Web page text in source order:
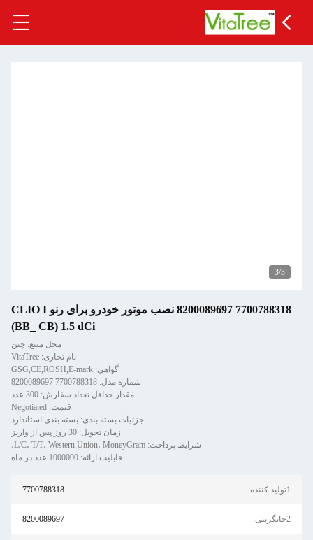
3/3
7700788318 8200089697 نصب موتور خودرو برای رنو CLIO I
(BB_ CB) 1.5 dCi
محل منبع: چین
نام تجاری: VitaTree
گواهی: GSG,CE,ROSH,E-mark
شماره مدل: 7700788318 8200089697
مقدار حداقل تعداد سفارش: 300 عدد
قیمت: Negotiated
جزئیات بسته بندی: بسته بندی استاندارد
زمان تحویل: 30 روز پس از واریز
شرایط پرداخت: L/C، T/T، Western Union، MoneyGram،
قابلیت ارائه: 1000000 عدد در ماه
1تولید کننده: 7700788318
2جایگزینی: 8200089697